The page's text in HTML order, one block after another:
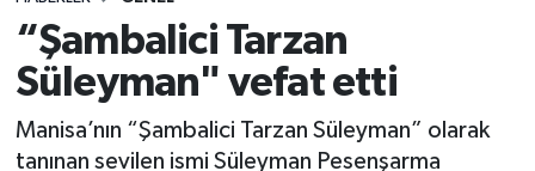
“Şambalici Tarzan
Süleyman" vefat etti
Manisa’nın “Şambalici Tarzan Süleyman” olarak
tanınan sevilen ismi Süleyman Pesenşarma
Ekonomi
Genel
Gündem
Yunusemre Trafik Yoğunluk Haritası
Süper Lig Puan Durumu ve Fikstür
Tüm Manşetler